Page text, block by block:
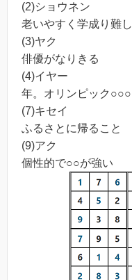
(2)ショウネン
老いやすく学成り難し
(3)ヤク
俳優がなりきる
(4)イヤー
年。オリンピック○○○
(7)キセイ
ふるさとに帰ること
(9)アク
個性的で○○が強い